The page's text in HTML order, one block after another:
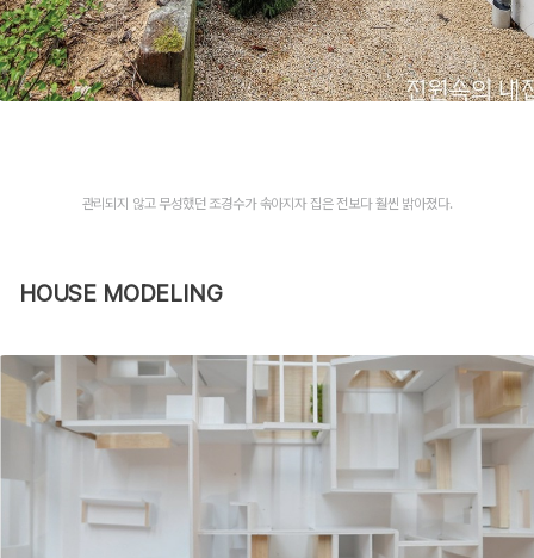
관리되지 않고 무성했던 조경수가 솎아지자 집은 전보다 훨씬 밝아졌다.
HOUSE MODELING